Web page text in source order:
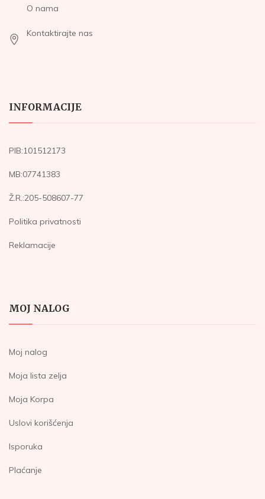
O nama
Kontaktirajte nas
INFORMACIJE
PIB:101512173
MB:07741383
Ž.R.:205-508607-77
Politika privatnosti
Reklamacije
MOJ NALOG
Moj nalog
Moja lista zelja
Moja Korpa
Uslovi korišćenja
Isporuka
Plaćanje